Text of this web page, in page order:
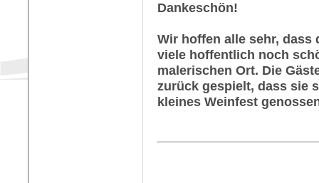
Dankeschön!
Wir hoffen alle sehr, dass
viele hoffentlich noch
malerischen Ort. Die
zurück gespielt, dass sie
kleines Weinfest